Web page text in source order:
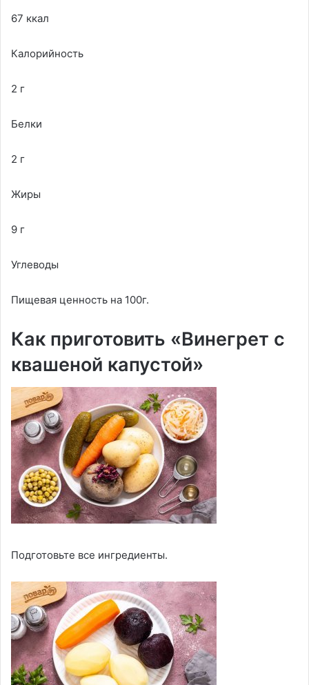
67 ккал
Калорийность
2 г
Белки
2 г
Жиры
9 г
Углеводы
Пищевая ценность на 100г.
Как приготовить «Винегрет с
квашеной капустой»
Подготовьте все ингредиенты.